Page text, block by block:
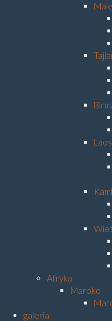
Laos
Afryka
Maroko
galeria